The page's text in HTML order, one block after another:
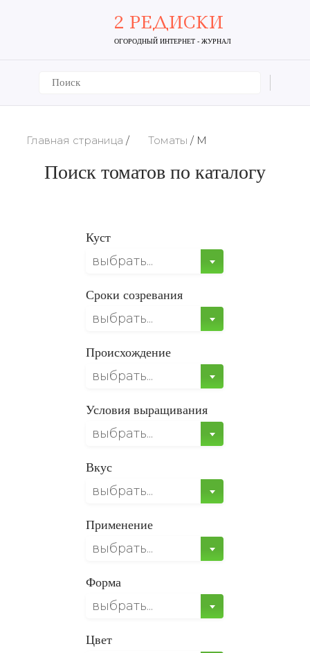
2 РЕДИСКИ
ОГОРОДНЫЙ ИНТЕРНЕТ - ЖУРНАЛ
Главная страница / Томаты / М
Поиск томатов по каталогу
Куст
выбрать...
Сроки созревания
выбрать...
Происхождение
выбрать...
Условия выращивания
выбрать...
Вкус
выбрать...
Применение
выбрать...
Форма
выбрать...
Цвет